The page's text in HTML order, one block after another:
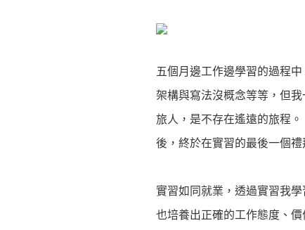
五個月邊工作邊學習的過程
架構與寫法沒概念等等，但
旅人，是不存在遙遠的旅程
後，終於在實習的最後一個
實習如同就業，透過實習我
也培養出正確的工作態度、